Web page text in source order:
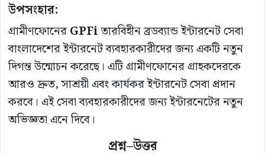
উপসংহার:
গ্রামীণফোনেরGPFiতারবিহীন ব্রডব্যান্ড ইন্টারনেট সেবা
বাংলাদেশের ইন্টারনেট ব্যবহারকারীদের জন্য একটি নতুন
দিগন্ত উন্মোচন করেছে। এটি গ্রামীণফোনের গ্রাহকদেরকে
আরও দ্রুত, সাশ্রয়ী এবং কার্যকর ইন্টারনেট সেবা প্রদান
করবে। এই সেবা ব্যবহারকারীদের জন্য ইন্টারনেটের নতুন
অভিজ্ঞতা এনে দিবে।
প্রশ্ন–উত্তর